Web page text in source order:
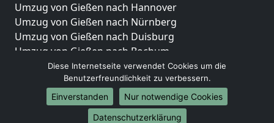
Umzug von Gießen nach Hannover
Umzug von Gießen nach Nürnberg
Umzug von Gießen nach Duisburg
Umzug von Gießen nach Bochum
Umzug von Gießen nach Wuppertal
Umzug von Gießen nach Bielefeld
Umzug von Gießen nach Bonn
Umzug von Gießen nach Münster
Diese Internetseite verwendet Cookies um die
Benutzerfreundlichkeit zu verbessern.
Einverstanden
Nur notwendige Cookies
Datenschutzerklärung